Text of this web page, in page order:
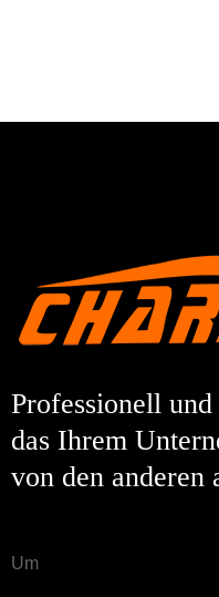
Professionell
das Ihrem
von den anderen
Um